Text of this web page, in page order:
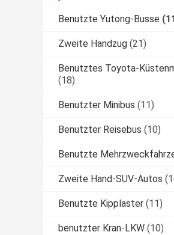
Benutzte Yutong-Busse
Zweite Handzug (21)
Benutztes Toyota-
(18)
Benutzter Minibus (11)
Benutzter Reisebus (10)
Benutzte
Zweite Hand-SUV-Autos
Benutzte Kipplaster (11)
benutzter Kran-LKW (10)